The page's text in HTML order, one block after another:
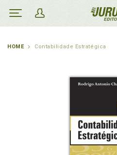
HOME Contabilidade Estratégica